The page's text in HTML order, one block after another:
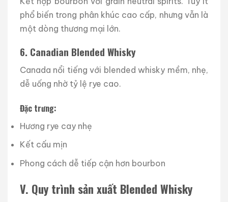
phổ biến trong phân khúc cao cấp, nhưng vẫn là
một dòng thương mại lớn.
6. Canadian Blended Whisky
Canada nổi tiếng với blended whisky mềm, nhẹ,
dễ uống nhờ tỷ lệ rye cao.
Đặc trưng:
Hương rye cay nhẹ
Kết cấu mịn
Phong cách dễ tiếp cận hơn bourbon
V. Quy trình sản xuất Blended Whisky